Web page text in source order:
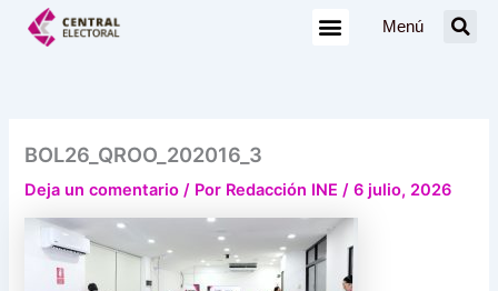
Menú
BOL26_QROO_202016_3
Deja un comentario / Por Redacción INE/6 julio, 2026